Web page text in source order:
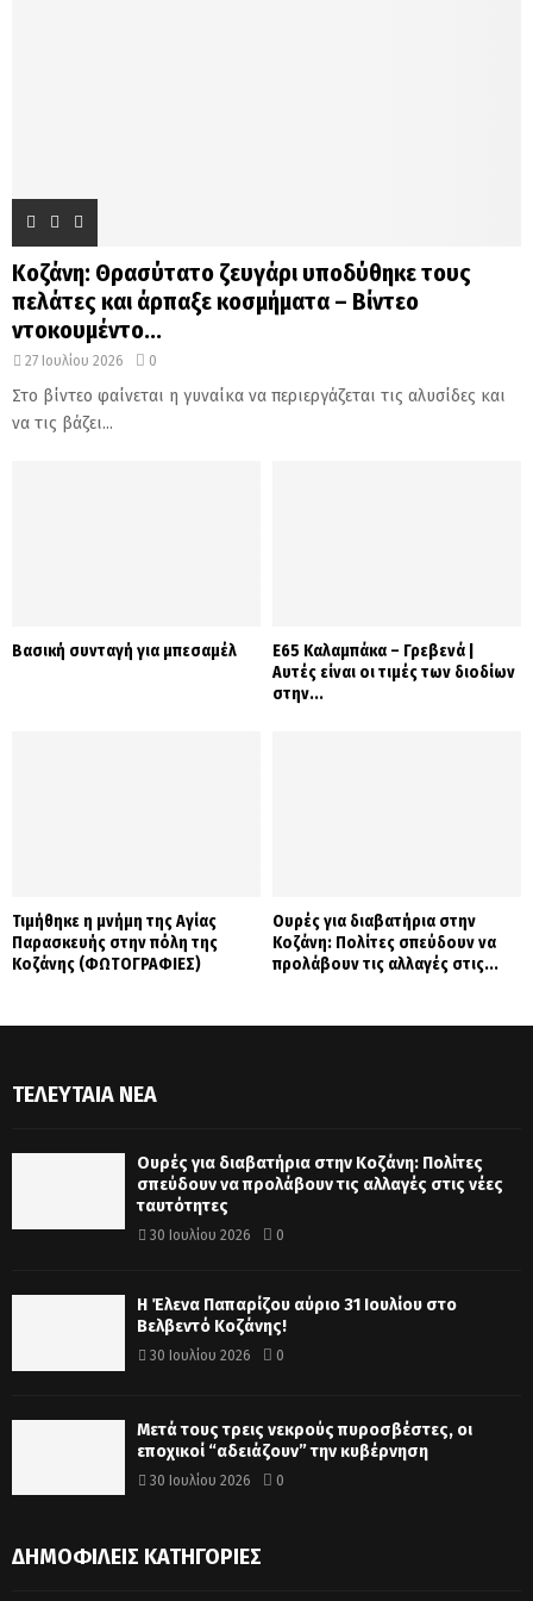
Κοζάνη: Θρασύτατο ζευγάρι υποδύθηκε τους
πελάτες και άρπαξε κοσμήματα – Βίντεο
ντοκουμέντο...
27 Ιουλίου 2026 0
Στο βίντεο φαίνεται η γυναίκα να περιεργάζεται τις αλυσίδες και
να τις βάζει...
Βασική συνταγή για μπεσαμέλ
Ε65 Καλαμπάκα – Γρεβενά |
Αυτές είναι οι τιμές των διοδίων
στην...
Τιμήθηκε η μνήμη της Αγίας
Παρασκευής στην πόλη της
Κοζάνης (ΦΩΤΟΓΡΑΦΙΕΣ)
Ουρές για διαβατήρια στην
Κοζάνη: Πολίτες σπεύδουν να
προλάβουν τις αλλαγές στις...
ΤΕΛΕΥΤΑΊΑ ΝΈΑ
Ουρές για διαβατήρια στην Κοζάνη: Πολίτες
σπεύδουν να προλάβουν τις αλλαγές στις νέες
ταυτότητες
30 Ιουλίου 2026 0
Η Έλενα Παπαρίζου αύριο 31 Ιουλίου στο
Βελβεντό Κοζάνης!
30 Ιουλίου 2026 0
Μετά τους τρεις νεκρούς πυροσβέστες, οι
εποχικοί “αδειάζουν” την κυβέρνηση
30 Ιουλίου 2026 0
ΔΗΜΟΦΙΛΕΊΣ ΚΑΤΗΓΟΡΊΕΣ